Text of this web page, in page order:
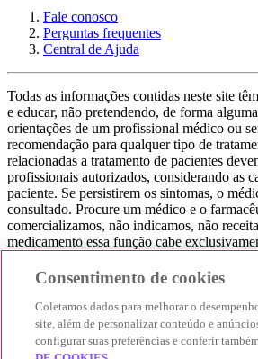
Fale conosco
Perguntas frequentes
Central de Ajuda
Todas as informações contidas neste site
e educar, não pretendendo, de forma
orientações de um profissional médico ou
recomendação para qualquer tipo de
relacionadas a tratamento de pacientes
profissionais autorizados, considerando as
paciente. Se persistirem os sintomas, o
consultado. Procure um médico e o
comercializamos, não indicamos, não
medicamento essa função cabe
consultar seu médico. Não somos uma loja
que você encontre o preço mais barato,
produtos farmacêuticos. Contribuímos e
experiência seja bem-sucedida, mas a
acontece nos sites das nossas lojas parceiras.
Consentimento de cookies
Coletamos dados para melhorar o
site, além de personalizar conteúdo e
configurar suas preferências e conferir